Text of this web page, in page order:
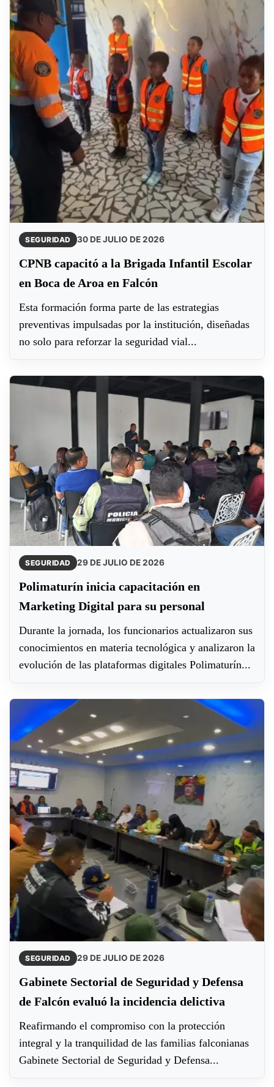
SEGURIDAD 30 DE JULIO DE 2026
CPNB capacitó a la Brigada Infantil Escolar
en Boca de Aroa en Falcón
Esta formación forma parte de las estrategias
preventivas impulsadas por la institución, diseñadas
no solo para reforzar la seguridad vial...
SEGURIDAD 29 DE JULIO DE 2026
Polimaturín inicia capacitación en
Marketing Digital para su personal
​Durante la jornada, los funcionarios actualizaron sus
conocimientos en materia tecnológica y analizaron la
evolución de las plataformas digitales Polimaturín...
SEGURIDAD 29 DE JULIO DE 2026
Gabinete Sectorial de Seguridad y Defensa
de Falcón evaluó la incidencia delictiva
Reafirmando el compromiso con la protección
integral y la tranquilidad de las familias falconianas
Gabinete Sectorial de Seguridad y Defensa...